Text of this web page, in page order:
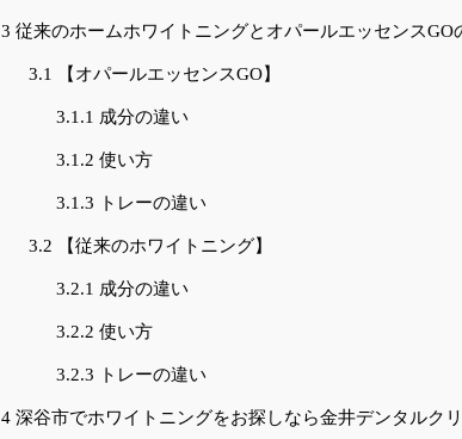
3 従来のホームホワイトニングとオパールエッセンスGO
3.1 【オパールエッセンスGO】
3.1.1 成分の違い
3.1.2 使い方
3.1.3 トレーの違い
3.2 【従来のホワイトニング】
3.2.1 成分の違い
3.2.2 使い方
3.2.3 トレーの違い
4 深谷市でホワイトニングをお探しなら金井デンタルク